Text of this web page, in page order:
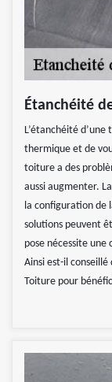
Étanchéité
L’étanchéité
thermique et de
toiture a des
aussi augmenter.
la configuration
solutions peuvent
pose nécessite
Ainsi est-il
Toiture pour